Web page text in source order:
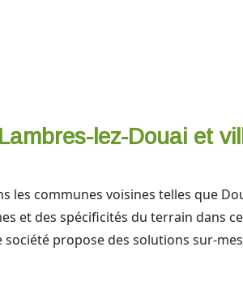
lez-Douai et
les communes voisines telles que
et des spécificités du terrain dans
propose des solutions sur-